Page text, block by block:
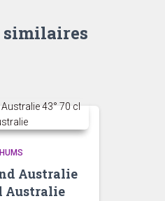
similaires
Australie
Australie